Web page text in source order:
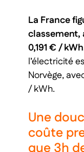
La France
classement,
0,191 € / kWh
l’électricité
Norvège,
/ kWh.
Une
coûte
que 3h